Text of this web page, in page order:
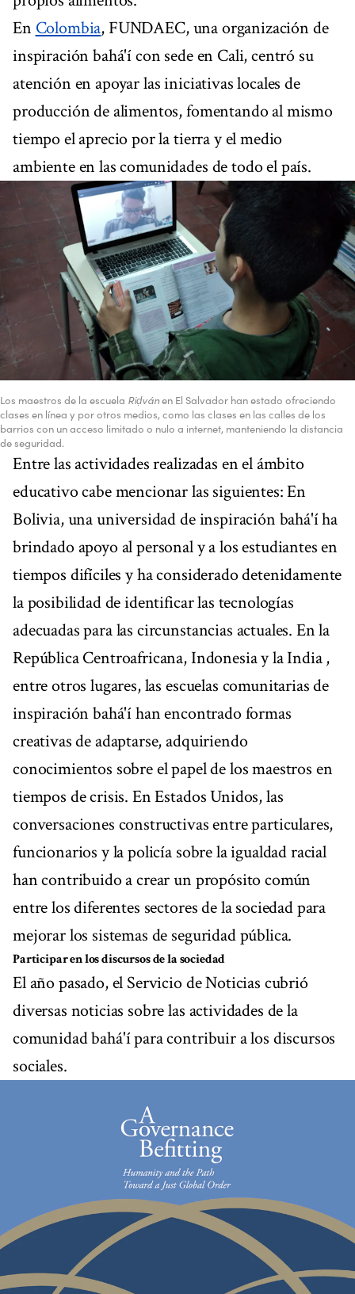
En Colombia, FUNDAEC, una organización de
inspiración bahá'í con sede en Cali, centró su
atención en apoyar las iniciativas locales de
producción de alimentos, fomentando al mismo
tiempo el aprecio por la tierra y el medio
ambiente en las comunidades de todo el país.
Los maestros de la escuela Riḍvánen El Salvador han estado ofreciendo
clases en línea y por otros medios, como las clases en las calles de los
barrios con un acceso limitado o nulo a internet, manteniendo la distancia
de seguridad.
Entre las actividades realizadas en el ámbito
educativo cabe mencionar las siguientes: En
Bolivia, una universidad de inspiración bahá'í ha
brindado apoyo al personal y a los estudiantes en
tiempos difíciles y ha considerado detenidamente
la posibilidad de identificar las tecnologías
adecuadas para las circunstancias actuales. En la
República Centroafricana, Indonesia y la India ,
entre otros lugares, las escuelas comunitarias de
inspiración bahá'í han encontrado formas
creativas de adaptarse, adquiriendo
conocimientos sobre el papel de los maestros en
tiempos de crisis. En Estados Unidos, las
conversaciones constructivas entre particulares,
funcionarios y la policía sobre la igualdad racial
han contribuido a crear un propósito común
entre los diferentes sectores de la sociedad para
mejorar los sistemas de seguridad pública.
Participar en los discursos de la sociedad
El año pasado, el Servicio de Noticias cubrió
diversas noticias sobre las actividades de la
comunidad bahá'í para contribuir a los discursos
sociales.